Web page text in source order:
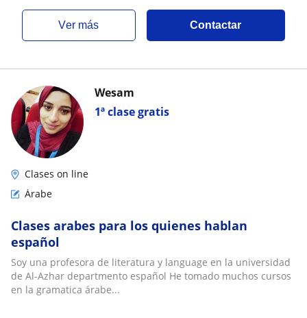
ver más Contactar
1ª clase gratis
Wesam
Clases on line
Árabe
Clases arabes para los quienes hablan
español
Soy una profesora de literatura y language en la universidad
de Al-Azhar departmento español He tomado muchos cursos
en la gramatica árabe...